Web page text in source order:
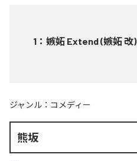
1 ： 嫉妬 Extend (嫉妬 改)
ジャンル： コメディー
熊坂